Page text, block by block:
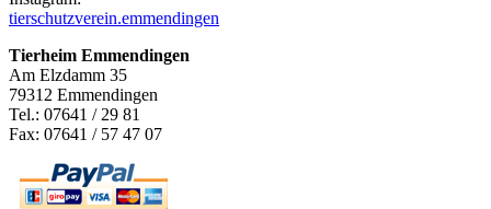
tierschutzverein.emmendingen
Tierheim Emmendingen
Am Elzdamm 35
79312 Emmendingen
Tel.: 07641 / 29 81
Fax: 07641 / 57 47 07